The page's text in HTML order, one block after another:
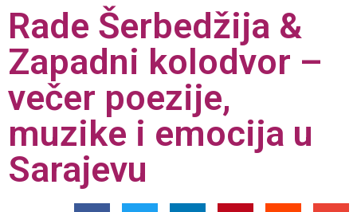
Rade Šerbedžija &
Zapadni kolodvor –
večer poezije,
muzike i emocija u
Sarajevu